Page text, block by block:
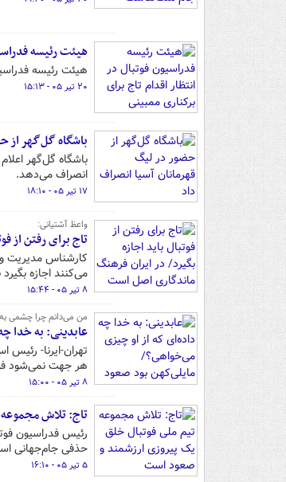
هیئت رئیسه
هیئت رئیسه
۲۰ تیر ۰۵ - ۱۵:۱۳
باشگاه گل‌گهر از
انصراف می‌دهد.
۱۷ تیر ۰۵ - ۱۸:۱۰
واعظ آشتیانی:
تاج برای رفتن از
کارشناس مدیریت
می‌کنند اجازه
۸ تیر ۰۵ - ۱۵:۴۴
من می‌دانم چرا چشمی
عابدینی: به خدا
تهران-ایرنا-
هر جهت نمی‌شود
۸ تیر ۰۵ - ۱۵:۰۰
تاج: تلاش
رئیس فدراسیون
حذفی جام‌جهانی
۵ تیر ۰۵ - ۱۶:۱۰